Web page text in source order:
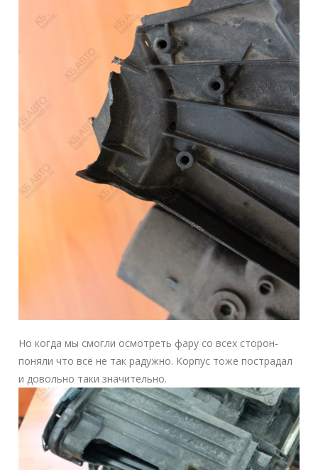
Но когда мы смогли осмотреть фару со всех сторон-
поняли что всё не так радужно. Корпус тоже пострадал
и довольно таки значительно.